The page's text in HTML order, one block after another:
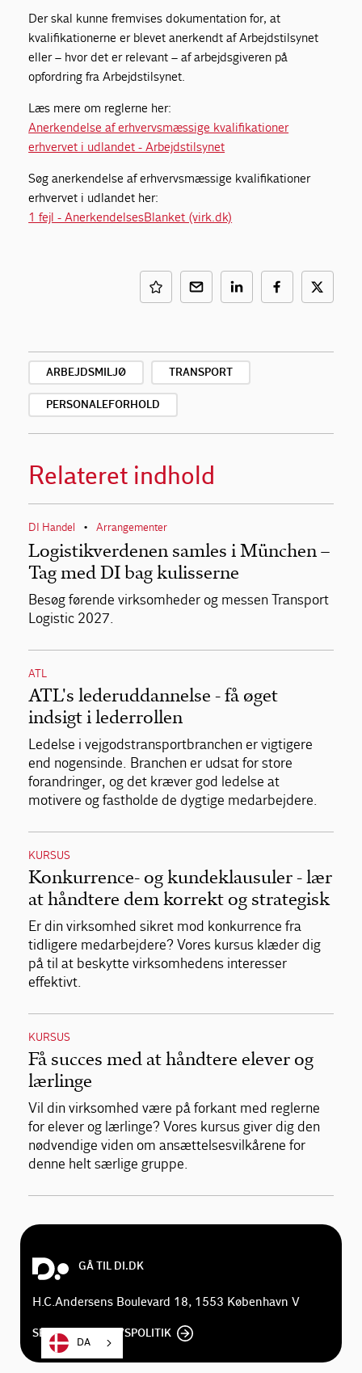
Der skal kunne fremvises dokumentation for, at
kvalifikationerne er blevet anerkendt af Arbejdstilsynet
eller – hvor det er relevant – af arbejdsgiveren på
opfordring fra Arbejdstilsynet.
Læs mere om reglerne her:
Anerkendelse af erhvervsmæssige kvalifikationer
erhvervet i udlandet - Arbejdstilsynet
Søg anerkendelse af erhvervsmæssige kvalifikationer
erhvervet i udlandet her:
1 fejl - AnerkendelsesBlanket (virk.dk)
ARBEJDSMILJØ TRANSPORT
PERSONALEFORHOLD
Relateret indhold
DI Handel • Arrangementer
Logistikverdenen samles i München –
Tag med DI bag kulisserne
Besøg førende virksomheder og messen Transport
Logistic 2027.
ATL
ATL's lederuddannelse - få øget
indsigt i lederrollen
Ledelse i vejgodstransportbranchen er vigtigere
end nogensinde. Branchen er udsat for store
forandringer, og det kræver god ledelse at
motivere og fastholde de dygtige medarbejdere.
KURSUS
Konkurrence- og kundeklausuler - lær
at håndtere dem korrekt og strategisk
Er din virksomhed sikret mod konkurrence fra
tidligere medarbejdere? Vores kursus klæder dig
på til at beskytte virksomhedens interesser
effektivt.
KURSUS
Få succes med at håndtere elever og
lærlinge
Vil din virksomhed være på forkant med reglerne
for elever og lærlinge? Vores kursus giver dig den
nødvendige viden om ansættelsesvilkårene for
denne helt særlige gruppe.
GÅ TIL DI.DK
H.C.Andersens Boulevard 18, 1553 København V
SE DI'S PRIVATLIVSPOLITIK
DA